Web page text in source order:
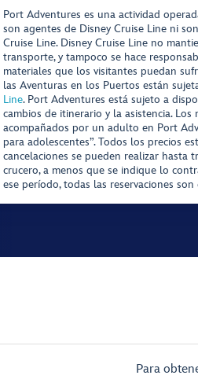
Port Adventures es una actividad
son agentes de Disney Cruise Line ni
Cruise Line. Disney Cruise Line no
transporte, y tampoco se hace
materiales que los visitantes puedan
las Aventuras en los Puertos están
Line. Port Adventures está sujeto a
cambios de itinerario y la asistencia.
acompañados por un adulto en Port
para adolescentes”. Todos los precios
cancelaciones se pueden realizar hasta
crucero, a menos que se indique lo
ese período, todas las reservaciones
Para